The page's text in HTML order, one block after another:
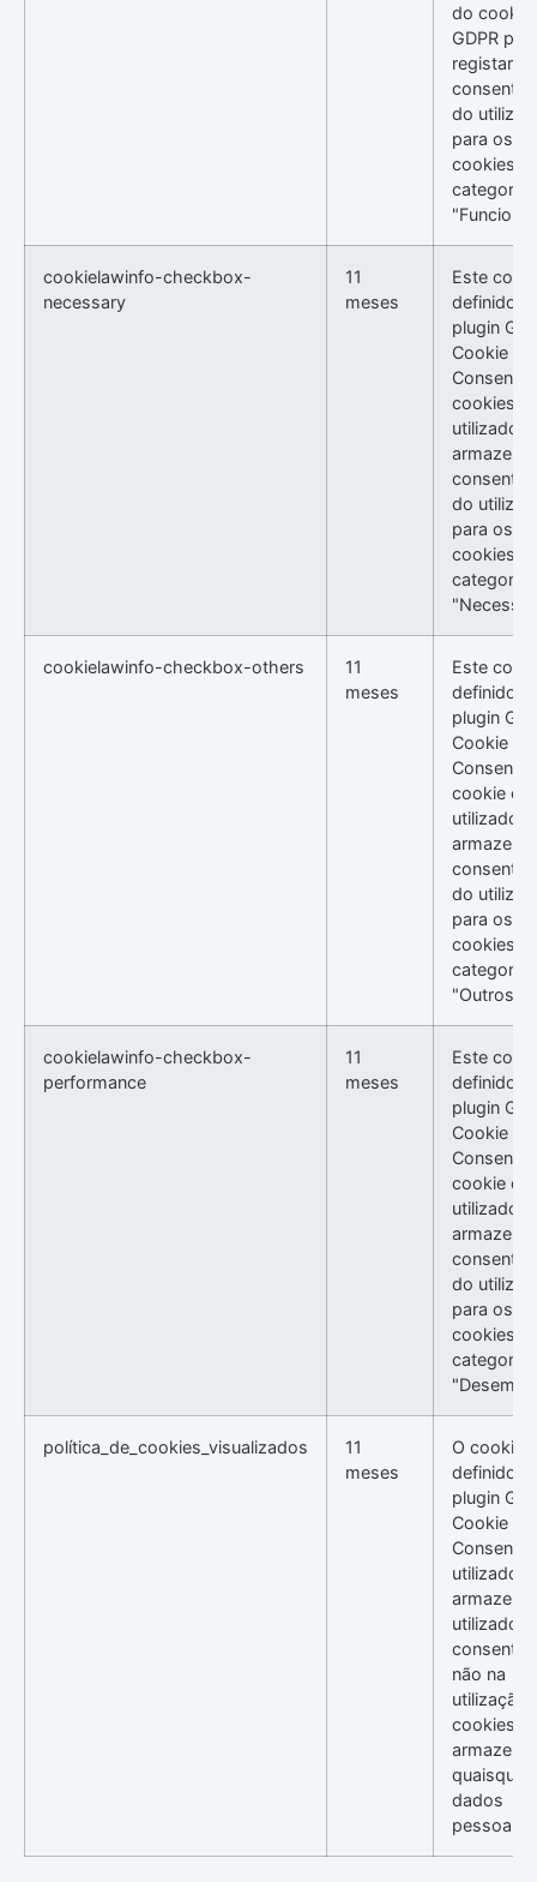
do cookie
GDPR
registar o
do
para os
cookies
categoria
cookielawinfo-checkbox-
necessary
11
meses
Este
definido
plugin
Cookie
Consent.
cookies
utilizados
do
para os
cookies
categoria
cookielawinfo-checkbox-others
11
meses
Este
definido
plugin
Cookie
Consent.
cookie é
utilizado
do
para os
cookies
categoria
"Outros".
cookielawinfo-checkbox-
performance
11
meses
Este
definido
plugin
Cookie
Consent.
cookie é
utilizado
do
para os
cookies
categoria
política_de_cookies_visualizados
11
meses
O cookie é
definido
plugin
Cookie
Consent e
utilizado
utilizador
consentiu
não na
utilização
cookies.
armazena
quaisquer
dados
pessoais.